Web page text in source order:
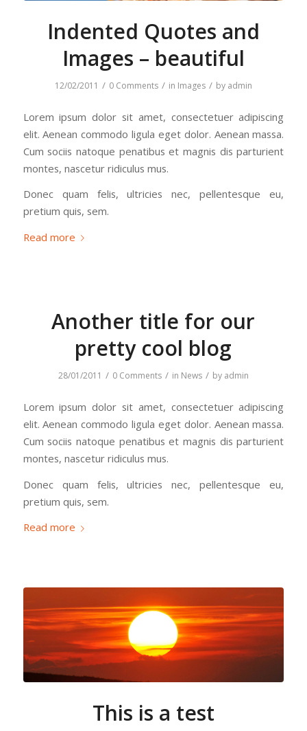
Indented Quotes and
Images – beautiful
12/02/2011 / 0 Comments / in Images / by admin
Lorem ipsum dolor sit amet, consectetuer adipiscing
elit. Aenean commodo ligula eget dolor. Aenean massa.
Cum sociis natoque penatibus et magnis dis parturient
montes, nascetur ridiculus mus.
Donec quam felis, ultricies nec, pellentesque eu,
pretium quis, sem.
Read more
Another title for our
pretty cool blog
28/01/2011 / 0 Comments / in News / by admin
Lorem ipsum dolor sit amet, consectetuer adipiscing
elit. Aenean commodo ligula eget dolor. Aenean massa.
Cum sociis natoque penatibus et magnis dis parturient
montes, nascetur ridiculus mus.
Donec quam felis, ultricies nec, pellentesque eu,
pretium quis, sem.
Read more
This is a test